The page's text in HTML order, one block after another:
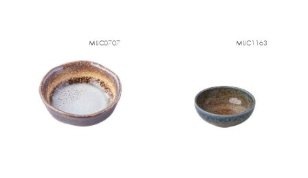
MIJC0707 MIJC1163